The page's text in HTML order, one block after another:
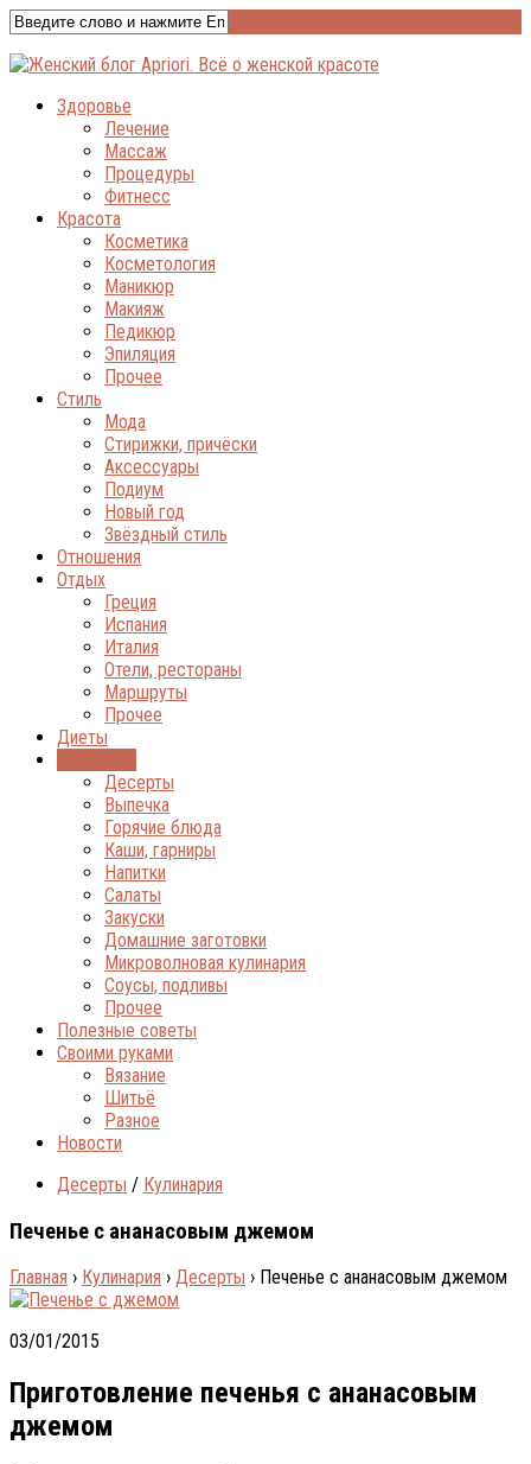
Здоровье
Лечение
Массаж
Процедуры
Фитнесс
Красота
Косметика
Косметология
Маникюр
Макияж
Педикюр
Эпиляция
Прочее
Стиль
Мода
Стирижки, причёски
Аксессуары
Подиум
Новый год
Звёздный стиль
Отношения
Отдых
Греция
Испания
Италия
Отели, рестораны
Маршруты
Прочее
Диеты
Десерты
Выпечка
Горячие блюда
Каши, гарниры
Напитки
Салаты
Закуски
Домашние заготовки
Микроволновая кулинария
Соусы, подливы
Прочее
Полезные советы
Своими руками
Вязание
Шитьё
Разное
Новости
Десерты / Кулинария
Печенье с ананасовым джемом
Главная › Кулинария › Десерты › Печенье с ананасовым джемом
03/01/2015
Приготовление печенья с ананасовым
джемом